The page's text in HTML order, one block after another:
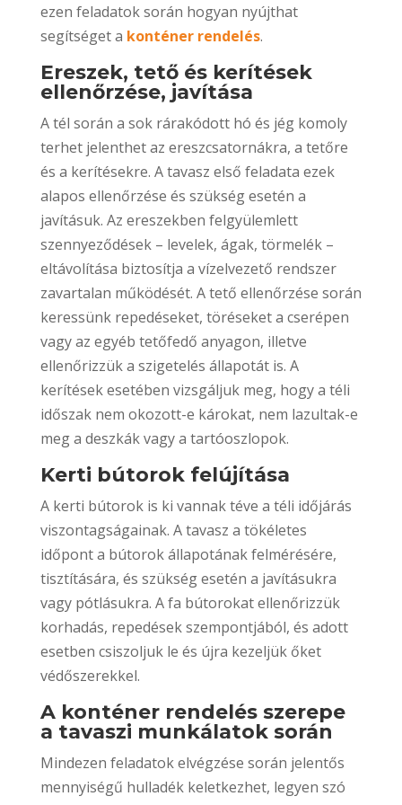
ezen feladatok során hogyan nyújthat
segítséget a konténer rendelés.
Ereszek, tető és kerítések
ellenőrzése, javítása
A tél során a sok rárakódott hó és jég komoly
terhet jelenthet az ereszcsatornákra, a tetőre
és a kerítésekre. A tavasz első feladata ezek
alapos ellenőrzése és szükség esetén a
javításuk. Az ereszekben felgyülemlett
szennyeződések – levelek, ágak, törmelék –
eltávolítása biztosítja a vízelvezető rendszer
zavartalan működését. A tető ellenőrzése során
keressünk repedéseket, töréseket a cserépen
vagy az egyéb tetőfedő anyagon, illetve
ellenőrizzük a szigetelés állapotát is. A
kerítések esetében vizsgáljuk meg, hogy a téli
időszak nem okozott-e károkat, nem lazultak-e
meg a deszkák vagy a tartóoszlopok.
Kerti bútorok felújítása
A kerti bútorok is ki vannak téve a téli időjárás
viszontagságainak. A tavasz a tökéletes
időpont a bútorok állapotának felmérésére,
tisztítására, és szükség esetén a javításukra
vagy pótlásukra. A fa bútorokat ellenőrizzük
korhadás, repedések szempontjából, és adott
esetben csiszoljuk le és újra kezeljük őket
védőszerekkel.
A konténer rendelés szerepe
a tavaszi munkálatok során
Mindezen feladatok elvégzése során jelentős
mennyiségű hulladék keletkezhet, legyen szó